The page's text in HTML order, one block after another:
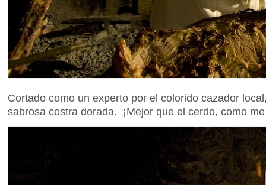
Cortado como un experto por el colorido cazador
sabrosa costra dorada. ¡Mejor que el cerdo, como